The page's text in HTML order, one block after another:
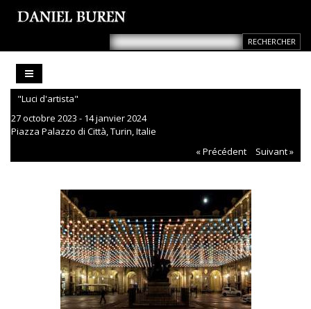
"Luci d'artista"
27 octobre 2023 - 14 janvier 2024
Piazza Palazzo di Città, Turin, Italie
« Précédent
Suivant »